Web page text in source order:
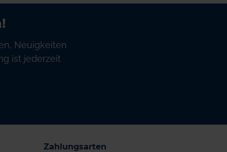
Neuigkeiten
ist jederzeit
Zahlungsarten